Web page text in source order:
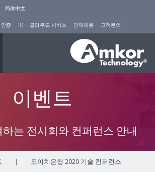
简体中文
증 IR 클라우드 서비스 인재채용 고객문의
이벤트
는 전시회와 컨퍼런스 안내
| 도이치은행 2020 기술 컨퍼런스